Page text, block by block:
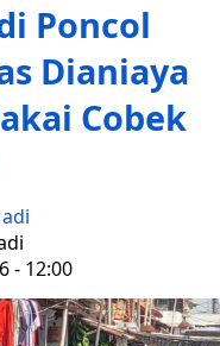
Poncol
Dianiaya
Cobek
- 12:00